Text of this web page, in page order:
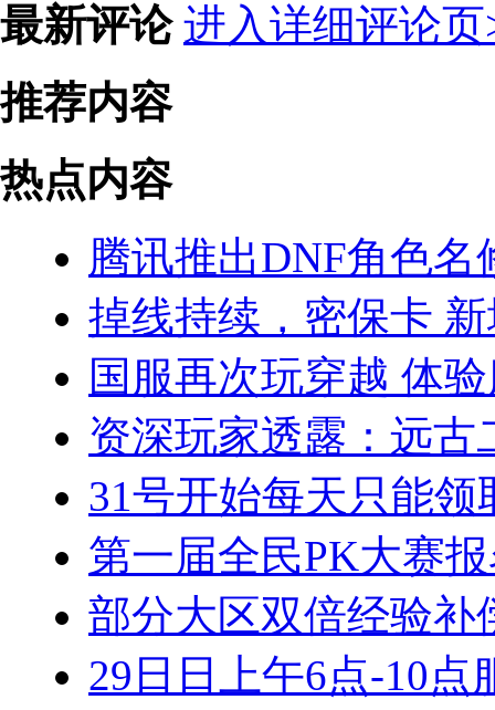
最新评论 进入详细评论页
推荐内容
热点内容
腾讯推出DNF角色名
掉线持续，密保卡
国服再次玩穿越 体
资深玩家透露：远古
31号开始每天只能领
第一届全民PK大赛
部分大区双倍经验补
29日日上午6点-10点